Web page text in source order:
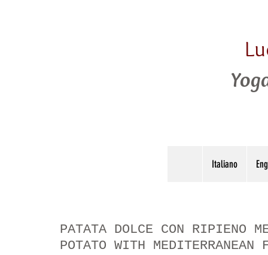
Italiano
PATATA DOLCE CON RIPIENO
POTATO WITH